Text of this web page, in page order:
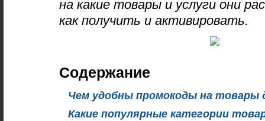
на какие товары и услуги они
как получить и активировать.
Содержание
Чем удобны промокоды на товары
Какие популярные категории